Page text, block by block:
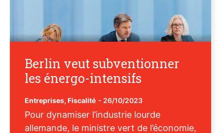
Berlin veut subventionner
les énergo-intensifs
Entreprises, Fiscalité - 26/10/2023
Pour dynamiser l’industrie lourde
allemande, le ministre vert de l’économie,